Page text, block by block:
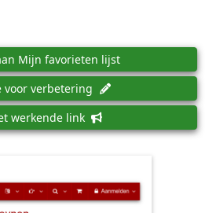
Mijn favorieten lijst
voor verbetering
werkende link